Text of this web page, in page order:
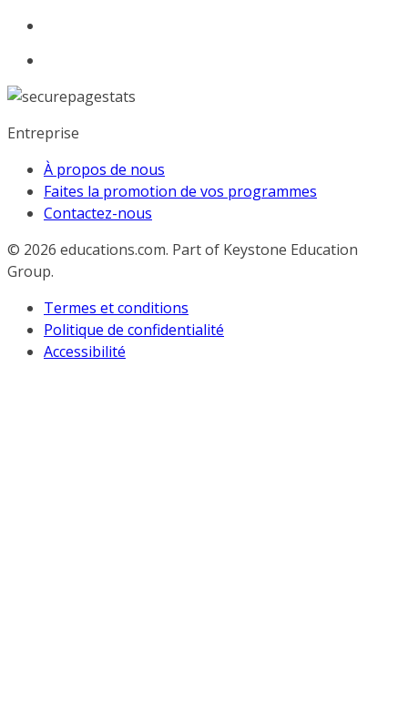
Entreprise
À propos de nous
Faites la promotion de vos programmes
Contactez-nous
© 2026 educations.com. Part of Keystone Education
Group.
Termes et conditions
Politique de confidentialité
Accessibilité